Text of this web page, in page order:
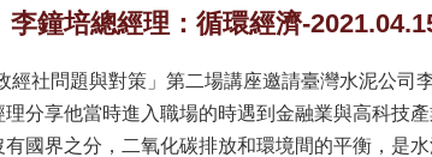
李鐘培總經理：循環經濟-
經社問題與對策」第二場講座邀請臺灣水泥公
分享他當時進入職場的時遇到金融業與高科技
國界之分，二氧化碳排放和環境間的平衡，是水